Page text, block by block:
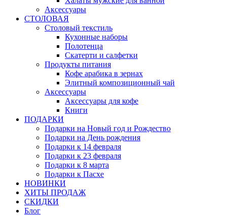
Аксессуары
СТОЛОВАЯ
Столовый текстиль
Кухонные наборы
Полотенца
Скатерти и салфетки
Продукты питания
Кофе арабика в зернах
Элитный композиционный чай
Аксессуары
Аксессуары для кофе
Книги
ПОДАРКИ
Подарки на Новый год и Рождество
Подарки на День рождения
Подарки к 14 февраля
Подарки к 23 февраля
Подарки к 8 марта
Подарки к Пасхе
НОВИНКИ
ХИТЫ ПРОДАЖ
СКИДКИ
Блог